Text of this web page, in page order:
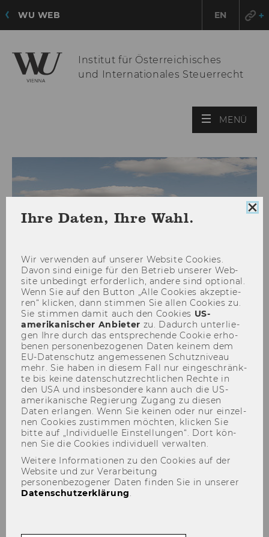
WU WEB EN
Institut für Österreichisches
und Internationales Steuerrecht
MENÜ
CCCTB Konferenz
Ihre Daten, Ihre Wahl.
Wir ver­wen­den auf un­se­rer Web­site Coo­kies.
Davon sind ei­ni­ge für den Be­trieb un­se­rer Web­
site un­be­dingt er­for­der­lich, an­de­re sind op­tio­nal.
Wenn Sie auf den But­ton „Alle Coo­kies ak­zep­tie­
ren“ kli­cken, dann stim­men Sie allen Coo­kies zu.
Sie stim­men damit auch den Coo­kies US-​
amerikanischer An­bie­ter zu. Da­durch un­ter­lie­
gen Ihre durch das ent­spre­chen­de Coo­kie er­ho­
be­nen per­so­nen­be­zo­ge­nen Daten kei­nem dem
EU-​Datenschutz an­ge­mes­se­nen Schutz­ni­veau
mehr. Sie haben in die­sem Fall nur ein­ge­schränk­
te bis keine da­ten­schutz­recht­li­chen Rech­te in
den USA und ins­be­son­de­re kann auch die US-​
amerikanische Re­gie­rung Zu­gang zu die­sen
Daten er­lan­gen. Wenn Sie kei­nen oder nur ein­zel­
nen Coo­kies zu­stim­men möch­ten, kli­cken Sie
bitte auf „In­di­vi­du­el­le Ein­stel­lun­gen“. Dort kön­
nen Sie die Coo­kies in­di­vi­du­ell ver­wal­ten.
Weitere Informationen zu den Cookies auf der
Website und zur Verarbeitung
personenbezogener Daten finden Sie in unserer
Datenschutzerklärung